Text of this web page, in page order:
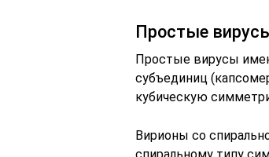
Простые
Простые вирусы
субъединиц
кубическую
Вирионы со